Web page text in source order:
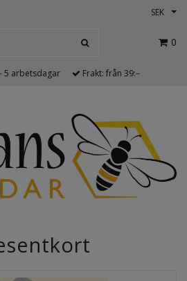
SEK
0
5 arbetsdagar Frakt: från 39:–